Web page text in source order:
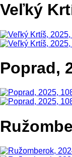
Veľký
Poprad,